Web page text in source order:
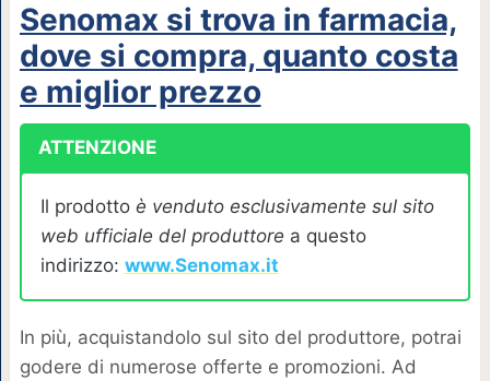
Senomax si trova in farmacia,
dove si compra, quanto costa
e miglior prezzo
ATTENZIONE
Il prodotto è venduto esclusivamente sul sito
web ufficiale del produttore a questo
indirizzo: www.Senomax.it
In più, acquistandolo sul sito del produttore, potrai
godere di numerose offerte e promozioni. Ad